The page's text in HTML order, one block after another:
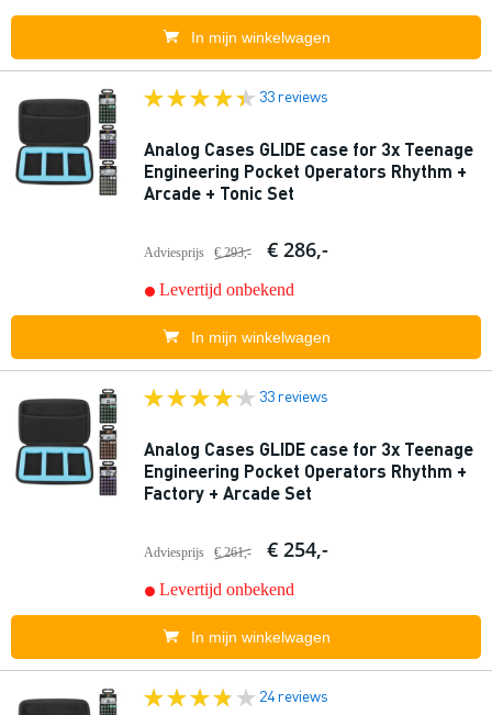
In mijn winkelwagen
33 reviews
Analog Cases GLIDE case for 3x Teenage
Engineering Pocket Operators Rhythm +
Arcade + Tonic Set
Adviesprijs € 293,- € 286,-
Levertijd onbekend
In mijn winkelwagen
33 reviews
Analog Cases GLIDE case for 3x Teenage
Engineering Pocket Operators Rhythm +
Factory + Arcade Set
Adviesprijs € 261,- € 254,-
Levertijd onbekend
In mijn winkelwagen
24 reviews